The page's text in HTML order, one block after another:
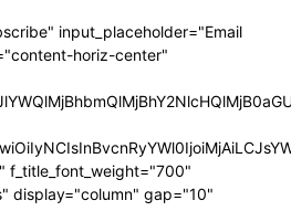
input_placeholder="Email
horiz-center"
f_title_font_weight="700"
display="column" gap="10"